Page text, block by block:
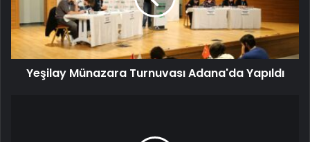
Yeşilay Münazara Turnuvası Adana'da Yapıldı